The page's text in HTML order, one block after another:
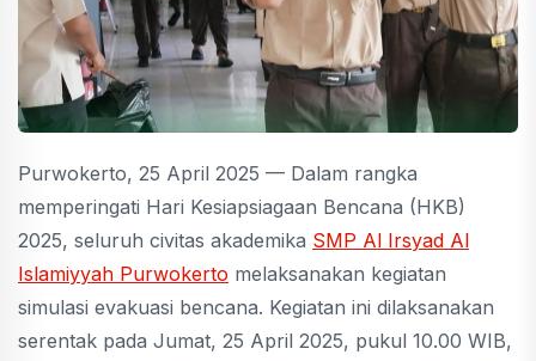
Purwokerto, 25 April 2025 — Dalam rangka
memperingati Hari Kesiapsiagaan Bencana (HKB)
2025, seluruh civitas akademika SMP Al Irsyad Al
Islamiyyah Purwokerto melaksanakan kegiatan
simulasi evakuasi bencana. Kegiatan ini dilaksanakan
serentak pada Jumat, 25 April 2025, pukul 10.00 WIB,